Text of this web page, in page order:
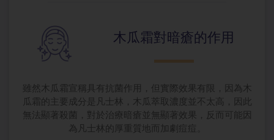
木瓜霜對暗瘡的作用
雖然木瓜霜宣稱具有抗菌作用，但實際效果有限，因為木
瓜霜的主要成分是凡士林，木瓜萃取濃度並不太高，因此
無法顯著殺菌，對於治療暗瘡並無顯著效果，反而可能因
為凡士林的厚重質地而加劇痘痘。